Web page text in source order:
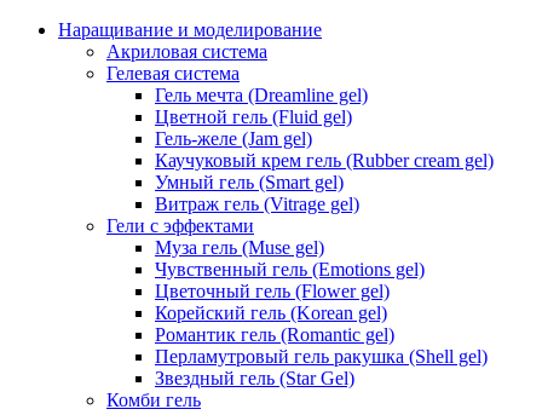
Наращивание и моделирование
Акриловая система
Гелевая система
Гель мечта (Dreamline gel)
Цветной гель (Fluid gel)
Гель-желе (Jam gel)
Каучуковый крем гель (Rubber cream gel)
Умный гель (Smart gel)
Витраж гель (Vitrage gel)
Гели с эффектами
Муза гель (Muse gel)
Чувственный гель (Emotions gel)
Цветочный гель (Flower gel)
Корейский гель (Korean gel)
Романтик гель (Romantic gel)
Перламутровый гель ракушка (Shell gel)
Звездный гель (Star Gel)
Комби гель